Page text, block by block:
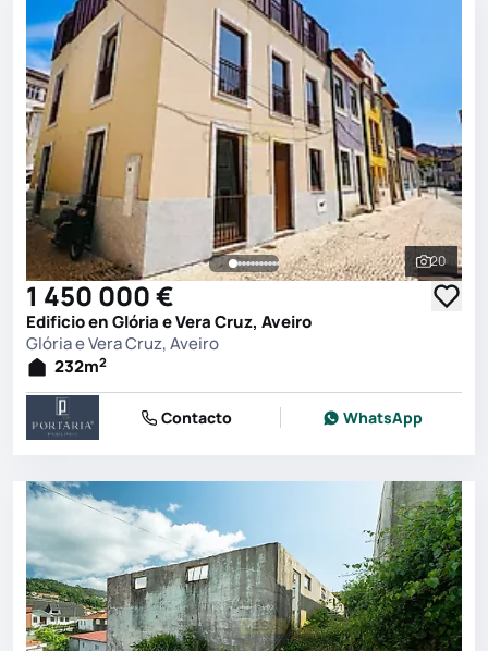
Ver
20
1 450 000 €
Edificio en Glória e Vera Cruz, Aveiro
Glória e Vera Cruz, Aveiro
232m2
Contacto WhatsApp